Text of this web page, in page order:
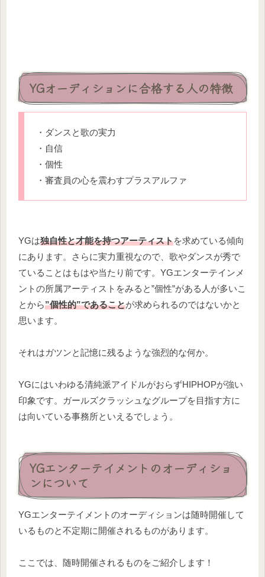
YGオーディションに合格する人の特徴
・ダンスと歌の実力
・自信
・個性
・審査員の心を震わすプラスアルファ
YGは独自性と才能を持つアーティストを求めている傾向
にあります。さらに実力重視なので、歌やダンスが秀で
ていることはもはや当たり前です。YGエンターテインメ
ントの所属アーティストをみると”個性”がある人が多いこ
とから”個性的”であることが求められるのではないかと
思います。
それはガツンと記憶に残るような強烈的な何か。
YGにはいわゆる清純派アイドルがおらずHIPHOPが強い
印象です。ガールズクラッシュなグループを目指す方に
は向いている事務所といえるでしょう。
YGエンターテイメントのオーディショ
ンについて
YGエンターテイメントのオーディションは随時開催して
いるものと不定期に開催されるものがあります。
ここでは、随時開催されるものをご紹介します！